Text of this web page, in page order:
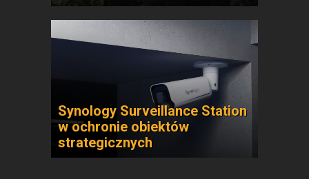
Synology Surveillance Station
w ochronie obiektów
strategicznych